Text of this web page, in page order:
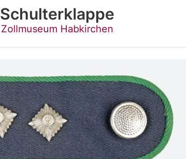
Schulterklappe
Zollmuseum Habkirchen